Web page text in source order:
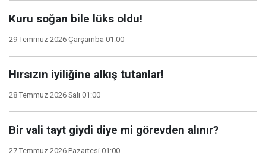
Kuru soğan bile lüks oldu!
29 Temmuz 2026 Çarşamba 01:00
Hırsızın iyiliğine alkış tutanlar!
28 Temmuz 2026 Salı 01:00
Bir vali tayt giydi diye mi görevden alınır?
27 Temmuz 2026 Pazartesi 01:00